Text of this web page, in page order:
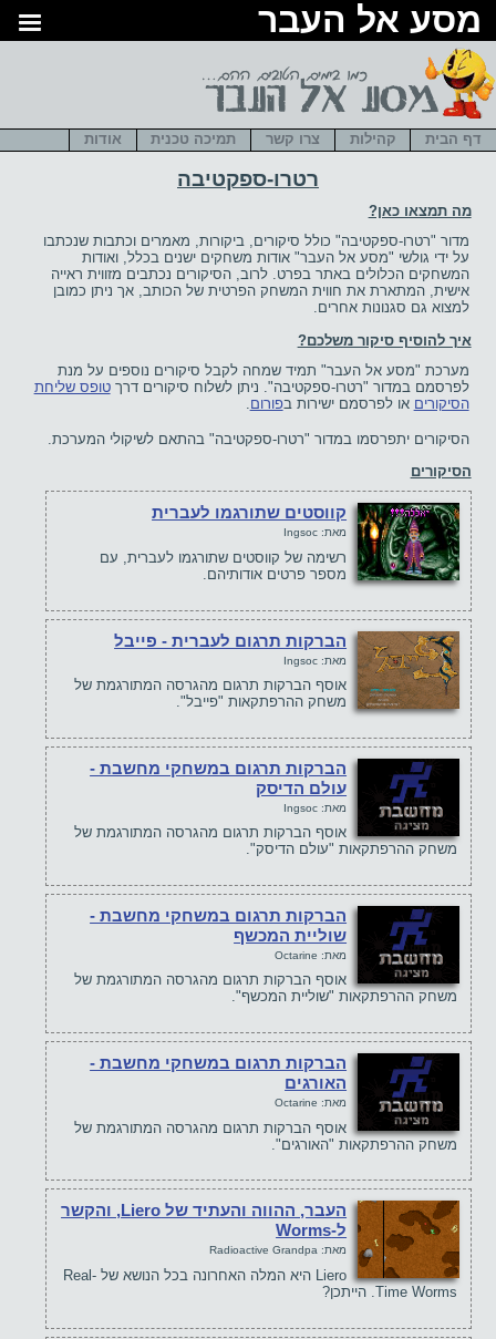
רטרו-ספקטיבה
מה תמצאו כאן?
מדור "רטרו-ספקטיבה" כולל סיקורים, ביקורות, מאמרים וכתבות שנכתבו
על ידי גולשי "מסע אל העבר" אודות משחקים ישנים בכלל, ואודות
המשחקים הכלולים באתר בפרט. לרוב, הסיקורים נכתבים מזווית ראייה
אישית, המתארת את חווית המשחק הפרטית של הכותב, אך ניתן כמובן
למצוא גם סגנונות אחרים.
איך להוסיף סיקור משלכם?
מערכת "מסע אל העבר" תמיד שמחה לקבל סיקורים נוספים על מנת
לפרסמם במדור "רטרו-ספקטיבה". ניתן לשלוח סיקורים דרךטופס שליחת
הסיקורים או לפרסמם ישירות בפורום
הסיקורים יתפרסמו במדור "רטרו-ספקטיבה" בהתאם לשיקולי המערכת.
הסיקורים
קווסטים שתורגמו לעברית
מאת: Ingsoc
רשימה של קווסטים שתורגמו לעברית, עם
מספר פרטים אודותיהם.
הברקות תרגום לעברית - פייבל
מאת: Ingsoc
אוסף הברקות תרגום מהגרסה המתורגמת של
משחק ההרפתקאות "פייבל".
הברקות תרגום במשחקי מחשבת -
עולם הדיסק
מאת: Ingsoc
אוסף הברקות תרגום מהגרסה המתורגמת של
משחק ההרפתקאות "עולם הדיסק".
הברקות תרגום במשחקי מחשבת -
שוליית המכשף
מאת: Octarine
אוסף הברקות תרגום מהגרסה המתורגמת של
משחק ההרפתקאות "שוליית המכשף".
הברקות תרגום במשחקי מחשבת -
האורגים
מאת: Octarine
אוסף הברקות תרגום מהגרסה המתורגמת של
משחק ההרפתקאות "האורגים".
העבר, ההווה והעתיד של Liero, והקשר
ל-Worms
מאת: Radioactive Grandpa
Liero היא המלה האחרונה בכל הנושא של Real-
Time Worms. הייתכן?
אל העבר
דף הבית קהילות צרו קשר תמיכה טכנית אודות